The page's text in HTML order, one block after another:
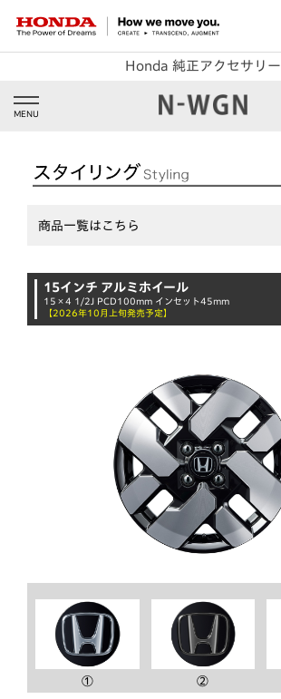
Honda 純正アクセサリー
MENU
商品一覧はこちら
15インチ アルミホイール
15×4 1/2J PCD100mm インセット45mm
【2026年10月上旬発売予定】
① ②